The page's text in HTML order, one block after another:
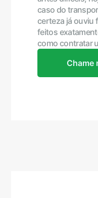
caso do
certeza já ouviu
feitos
como contratar
Chame